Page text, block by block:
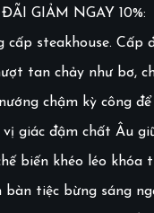
GIẢM NGAY 10%:
cấp steakhouse.
tan chảy như bơ,
chậm kỳ công
giác đậm chất Âu
biến khéo léo
tiệc bừng sáng